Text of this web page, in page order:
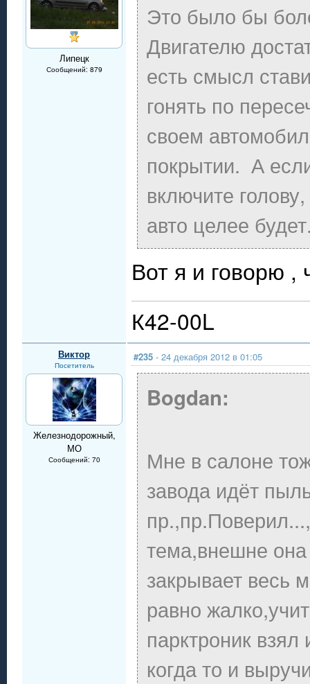
Липецк
Сообщений: 879
Это было бы
Двигателю
есть смысл
гонять по
своем
покрытии. А
включите
авто целее
Вот я и говорю ,
К42-00L
Виктор
Посетитель
Железнодорожный,
МО
Сообщений: 70
#235 - 24 декабря 2012 в 01:05
Bogdan:
Мне в салоне
завода идёт
тема,внешне
закрывает весь
равно
парктроник
когда то и